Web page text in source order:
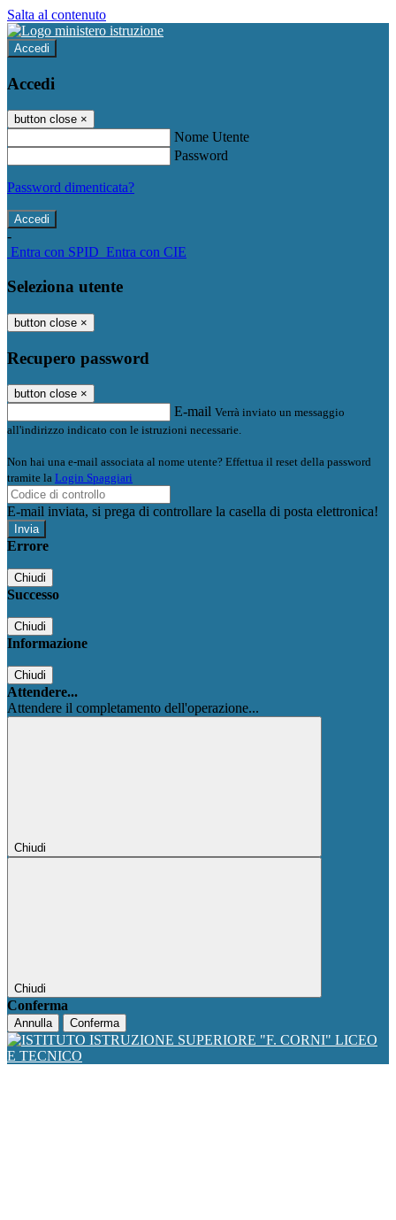
Salta al contenuto
Accedi
Accedi
button close ×
Nome Utente
Password
Password dimenticata?
-
Entra con SPID Entra con CIE
Seleziona utente
button close ×
Recupero password
button close ×
E-mail Verrà inviato un messaggio
all'indirizzo indicato con le istruzioni necessarie.
Non hai una e-mail associata al nome utente? Effettua il reset della password
tramite la Login Spaggiari
E-mail inviata, si prega di controllare la casella di posta elettronica!
Errore
Chiudi
Successo
Chiudi
Informazione
Chiudi
Attendere...
Attendere il completamento dell'operazione...
Chiudi
Chiudi
Conferma
Annulla Conferma